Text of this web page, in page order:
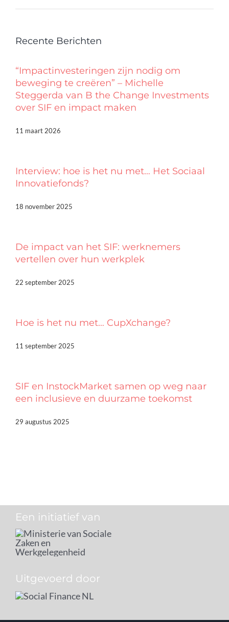
Recente Berichten
“Impactinvesteringen zijn nodig om
beweging te creëren” – Michelle
Steggerda van B the Change Investments
over SIF en impact maken
11 maart 2026
Interview: hoe is het nu met… Het Sociaal
Innovatiefonds?
18 november 2025
De impact van het SIF: werknemers
vertellen over hun werkplek
22 september 2025
Hoe is het nu met… CupXchange?
11 september 2025
SIF en InstockMarket samen op weg naar
een inclusieve en duurzame toekomst
29 augustus 2025
Een initiatief van
Uitgevoerd door